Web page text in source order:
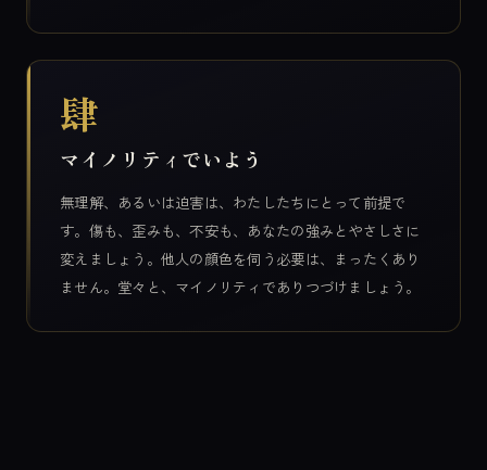
肆
マイノリティでいよう
無理解、あるいは迫害は、わたしたちにとって前提で
す。傷も、歪みも、不安も、あなたの強みとやさしさに
変えましょう。他人の顔色を伺う必要は、まったくあり
ません。堂々と、マイノリティでありつづけましょう。